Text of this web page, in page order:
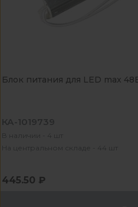
Блок питания для LED max
КА-1019739
В наличии - 4 шт
На центральном складе - 44 шт
445.50 ₽